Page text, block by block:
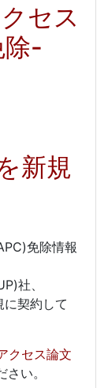
セス
除-
新規
免除情報
社、
契約して
クセス論文
さい。